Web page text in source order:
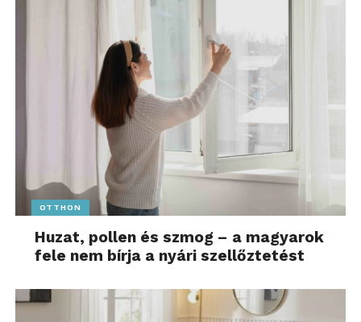
OTTHON
Huzat, pollen és szmog – a magyarok
fele nem bírja a nyári szellőztetést